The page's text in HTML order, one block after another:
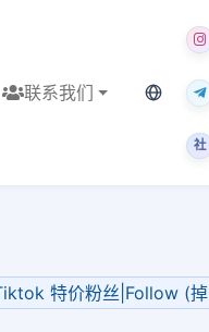
联系我们 当前语
社
特价粉丝|Follow (